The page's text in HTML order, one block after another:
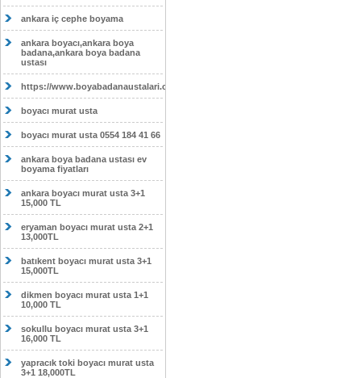
ankara iç cephe boyama
ankara boyacı,ankara boya
badana,ankara boya badana
ustası
https://www.boyabadanaustalari.com/
boyacı murat usta
boyacı murat usta 0554 184 41 66
ankara boya badana ustası ev
boyama fiyatları
ankara boyacı murat usta 3+1
15,000 TL
eryaman boyacı murat usta 2+1
13,000TL
batıkent boyacı murat usta 3+1
15,000TL
dikmen boyacı murat usta 1+1
10,000 TL
sokullu boyacı murat usta 3+1
16,000 TL
yapracık toki boyacı murat usta
3+1 18,000TL